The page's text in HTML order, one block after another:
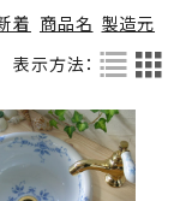
着 商品名 製造元
表示方法：